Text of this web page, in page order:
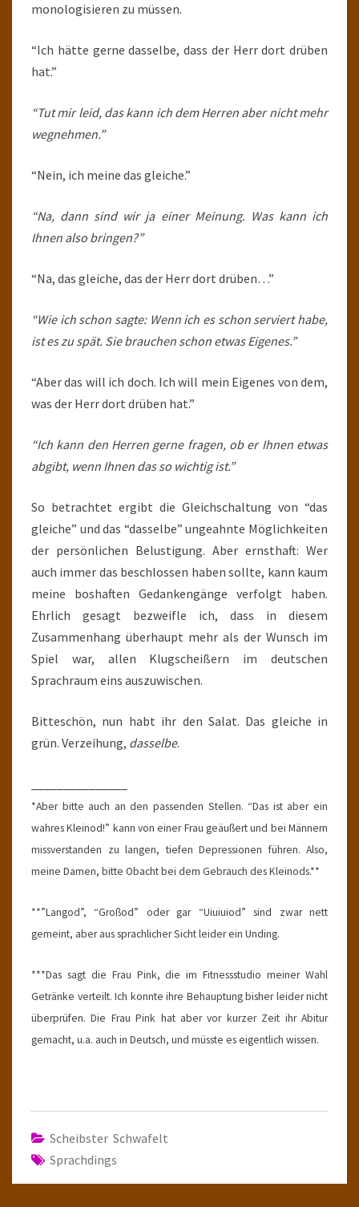
monologisieren zu müssen.
“Ich hätte gerne dasselbe, dass der Herr dort drüben
hat.”
“Tut mir leid, das kann ich dem Herren aber nicht mehr
wegnehmen.”
“Nein, ich meine das gleiche.”
“Na, dann sind wir ja einer Meinung. Was kann ich
Ihnen also bringen?”
“Na, das gleiche, das der Herr dort drüben…”
“Wie ich schon sagte: Wenn ich es schon serviert habe,
ist es zu spät. Sie brauchen schon etwas Eigenes.”
“Aber das will ich doch. Ich will mein Eigenes von dem,
was der Herr dort drüben hat.”
“Ich kann den Herren gerne fragen, ob er Ihnen etwas
abgibt, wenn Ihnen das so wichtig ist.”
So betrachtet ergibt die Gleichschaltung von “das
gleiche” und das “dasselbe” ungeahnte Möglichkeiten
der persönlichen Belustigung. Aber ernsthaft: Wer
auch immer das beschlossen haben sollte, kann kaum
meine boshaften Gedankengänge verfolgt haben.
Ehrlich gesagt bezweifle ich, dass in diesem
Zusammenhang überhaupt mehr als der Wunsch im
Spiel war, allen Klugscheißern im deutschen
Sprachraum eins auszuwischen.
Bitteschön, nun habt ihr den Salat. Das gleiche in
grün. Verzeihung, dasselbe.
*Aber bitte auch an den passenden Stellen. “Das ist aber ein
wahres Kleinod!” kann von einer Frau geäußert und bei Männern
missverstanden zu langen, tiefen Depressionen führen. Also,
meine Damen, bitte Obacht bei dem Gebrauch des Kleinods.**
**”Langod”, “Großod” oder gar “Uiuiuiod” sind zwar nett
gemeint, aber aus sprachlicher Sicht leider ein Unding.
***Das sagt die Frau Pink, die im Fitnessstudio meiner Wahl
Getränke verteilt. Ich konnte ihre Behauptung bisher leider nicht
überprüfen. Die Frau Pink hat aber vor kurzer Zeit ihr Abitur
gemacht, u.a. auch in Deutsch, und müsste es eigentlich wissen.
Scheibster Schwafelt
Sprachdings